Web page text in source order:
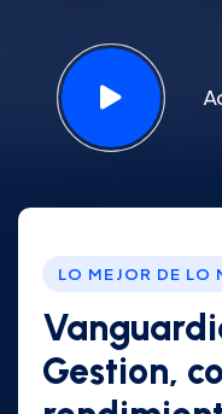
LO MEJOR DE LO
Gestion,